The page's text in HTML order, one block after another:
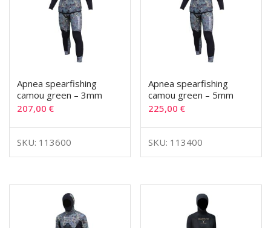
Apnea spearfishing
camou green – 3mm
207,00 €
SKU: 113600
Apnea spearfishing
camou green – 5mm
225,00€
SKU: 113400